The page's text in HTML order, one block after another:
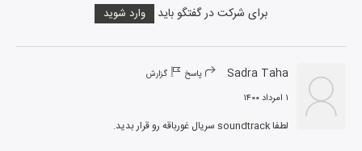
برای شرکت در گفتگو باید وارد شوید
Sadra Taha پاسخ گزارش
۱ امرداد ۱۴۰۰
لطفا soundtrack سریال غورباقه رو قرار بدید.